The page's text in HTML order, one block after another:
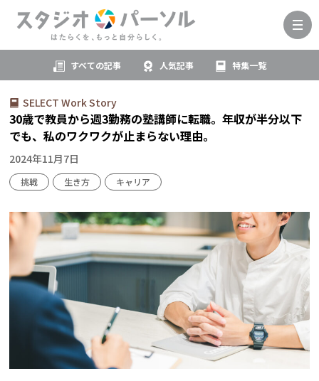
すべての記事 人気記事 特集一覧
SELECT Work Story
30歳で教員から週3勤務の塾講師に転職。年収が半分以下
でも、私のワクワクが止まらない理由。
2024年11月7日
挑戦 生き方 キャリア